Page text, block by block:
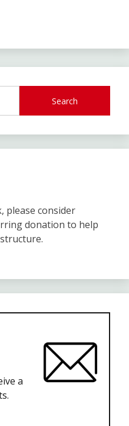
Search
please consider
donation to help
a